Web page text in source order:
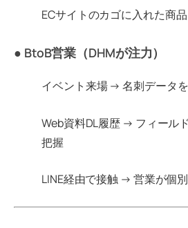
ECサイトのカゴに入れた商
● BtoB営業（DHMが注力）
イベント来場 → 名刺データ
Web資料DL履歴 → フィール
把握
LINE経由で接触 → 営業が個